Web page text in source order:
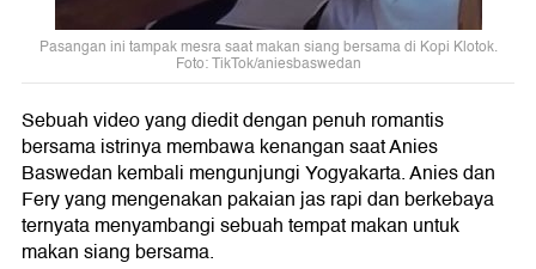
Pasangan ini tampak mesra saat makan siang bersama di Kopi Klotok.
Foto: TikTok/aniesbaswedan
Sebuah video yang diedit dengan penuh romantis
bersama istrinya membawa kenangan saat Anies
Baswedan kembali mengunjungi Yogyakarta. Anies dan
Fery yang mengenakan pakaian jas rapi dan berkebaya
ternyata menyambangi sebuah tempat makan untuk
makan siang bersama.